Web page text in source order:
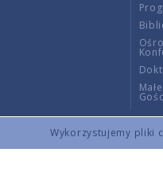
Wykorzystujemy pliki